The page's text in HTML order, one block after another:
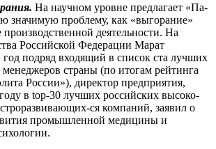
На научном уровне предлагает «Па-
значимую проб­лему, как «выгорание»
производственной деятельности. На
Российской Федерации Марат
подряд входящий в список ста луч­ших
страны (по итогам рейтинга
России»), директор предприятия,
в top-30 лучших российских высоко­
ся компаний, заявил о
промышленной медицины и